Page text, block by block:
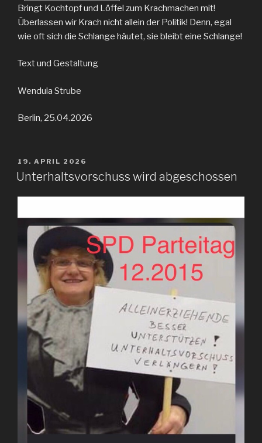
Bringt Kochtopf und Löffel zum Krachmachen mit!
Überlassen wir Krach nicht allein der Politik! Denn, egal
wie oft sich die Schlange häutet, sie bleibt eine Schlange! ‬
Text und Gestaltung
Wendula Strube
Berlin, 25.04.2026
VERÖFFENTLICHT
AM
19. APRIL 2026
Unterhaltsvorschuss wird abgeschossen